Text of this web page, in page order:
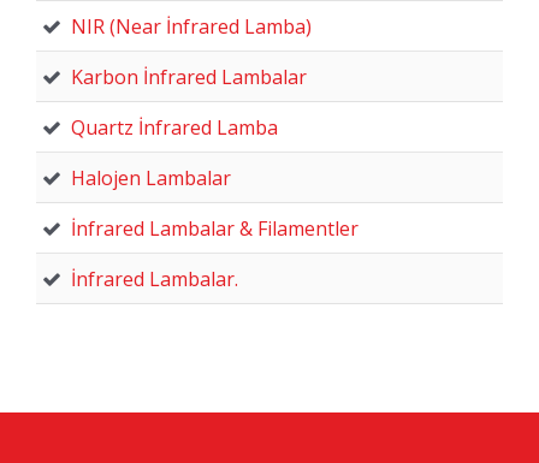
NIR (Near İnfrared Lamba)
Karbon İnfrared Lambalar
Quartz İnfrared Lamba
Halojen Lambalar
İnfrared Lambalar & Filamentler
İnfrared Lambalar.